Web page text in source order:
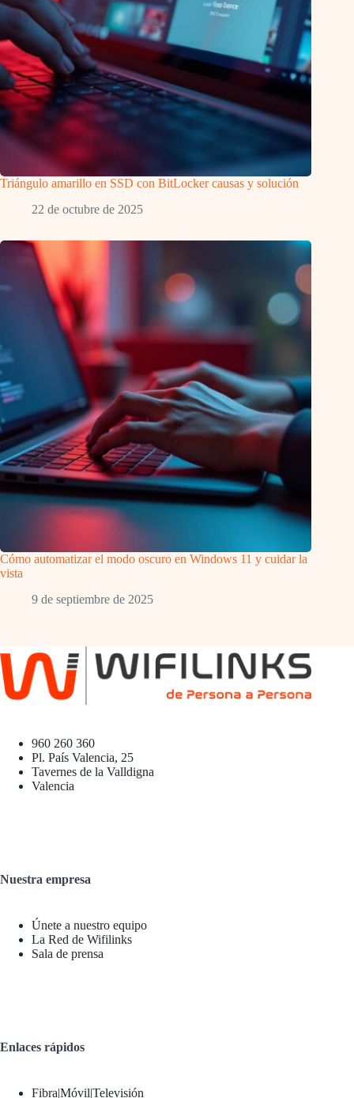
Triángulo amarillo en SSD con BitLocker causas y solución
22 de octubre de 2025
Cómo automatizar el modo oscuro en Windows 11 y cuidar la
vista
9 de septiembre de 2025
960 260 360
Pl. País Valencia, 25
Tavernes de la Valldigna
Valencia
Nuestra empresa
Únete a nuestro equipo
La Red de Wifilinks
Sala de prensa
Enlaces rápidos
Fibra|Móvil|Televisión